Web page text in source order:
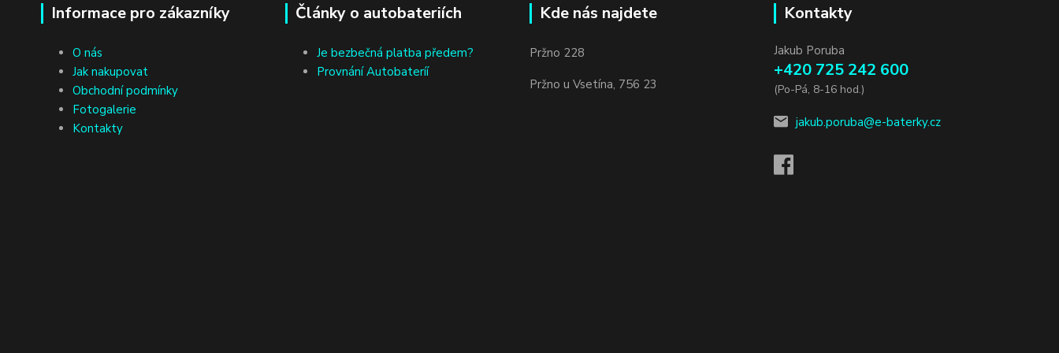
Informace pro zákazníky
O nás
Jak nakupovat
Obchodní podmínky
Fotogalerie
Kontakty
Články o autobateriích
Je bezbečná platba předem?
Provnání Autobateríí
Kde nás najdete
Pržno 228
Pržno u Vsetína, 756 23
Kontakty
Jakub Poruba
+420 725 242 600
(Po-Pá, 8-16 hod.)
jakub.poruba@e-baterky.cz